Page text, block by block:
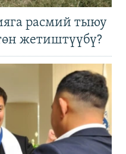
расмий тыюу
жетиштүүбү?